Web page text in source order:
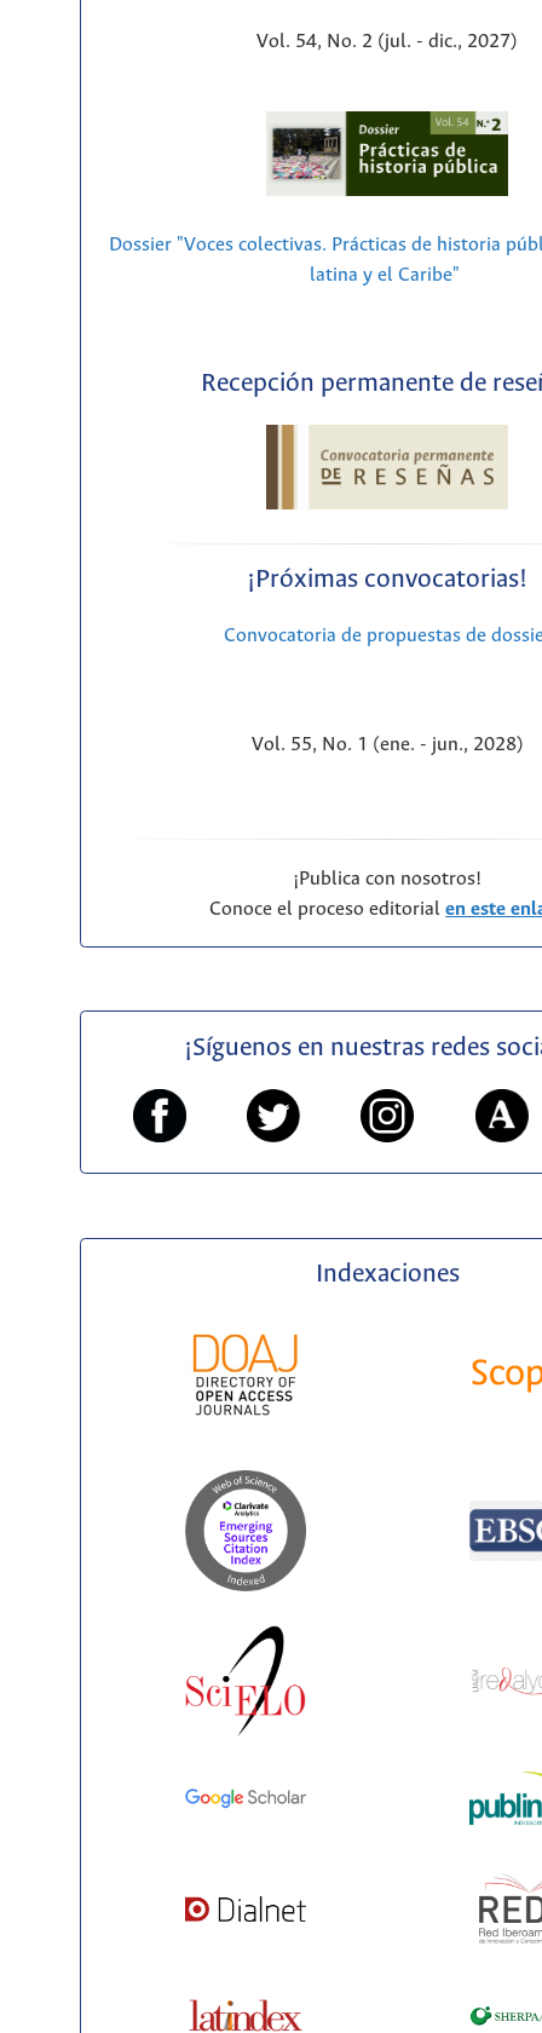
Vol. 54, No. 2 (jul. - dic., 2027)
Dossier "Voces colectivas. Prácticas de historia
latina y el Caribe"
Recepción permanente de
¡Próximas convocatorias!
Convocatoria de propuestas de
Vol. 55, No. 1 (ene. - jun., 2028)
¡Publica con nosotros!
Conoce el proceso editorialen este
¡Síguenos en nuestras redes
Indexaciones